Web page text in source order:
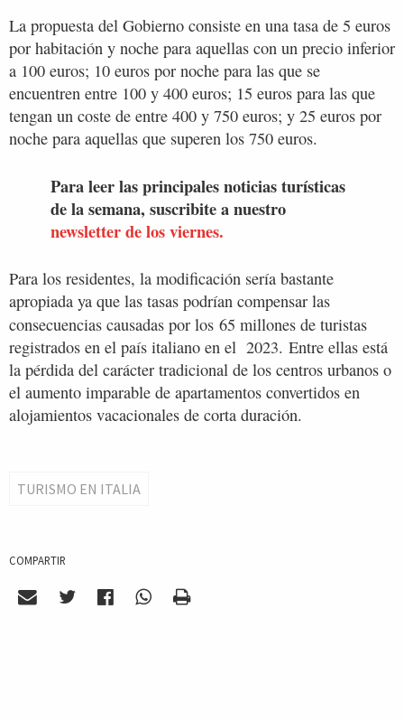
La propuesta del Gobierno consiste en una tasa de 5 euros
por habitación y noche para aquellas con un precio inferior
a 100 euros; 10 euros por noche para las que se
encuentren entre 100 y 400 euros; 15 euros para las que
tengan un coste de entre 400 y 750 euros; y 25 euros por
noche para aquellas que superen los 750 euros.
Para leer las principales noticias turísticas
de la semana, suscribite a nuestro
newsletter de los viernes.
Para los residentes, la modificación sería bastante
apropiada ya que las tasas podrían compensar las
consecuencias causadas por los 65 millones de turistas
registrados en el país italiano en el 2023. Entre ellas está
la pérdida del carácter tradicional de los centros urbanos o
el aumento imparable de apartamentos convertidos en
alojamientos vacacionales de corta duración.
TURISMO EN ITALIA
COMPARTIR